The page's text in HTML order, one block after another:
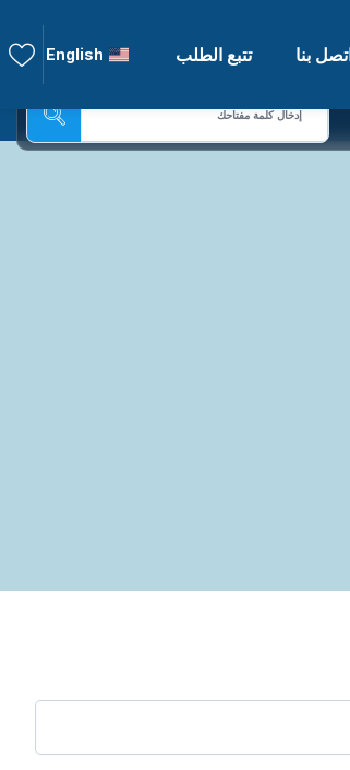
إدخال كلمة مفتاحك
اتصل بنا تتبع الطلب English